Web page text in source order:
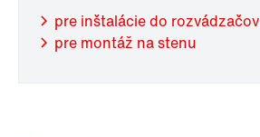
pre inštalácie do rozvádzačov
pre montáž na stenu